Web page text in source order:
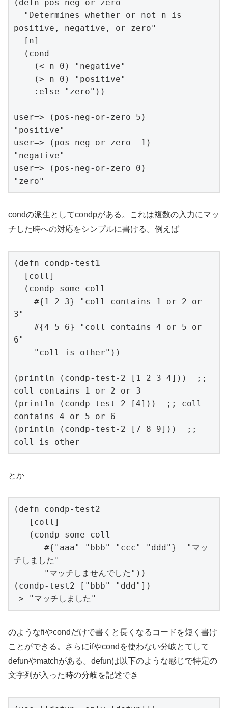
(defn pos-neg-or-zero
positive, negative, or zero"
user=> (pos-neg-or-zero 5)
"positive"
user=> (pos-neg-or-zero -1)
"negative"
user=> (pos-neg-or-zero 0)
"zero"
condの派生としてcondpがある。これは複数の入力にマッ
チした時への対応をシンプルに書ける。例えば
(defn condp-test1
3"
6"
(println (condp-test-2 [1 2 3 4]))  ;;
coll contains 1 or 2 or 3
(println (condp-test-2 [4]))  ;; coll
contains 4 or 5 or 6
(println (condp-test-2 [7 8 9]))  ;;
coll is other
とか
(defn condp-test2
チしました"
(condp-test2 ["bbb" "ddd"])
-> "マッチしました"
のようなfiやcondだけで書くと長くなるコードを短く書け
ことができる。さらにifやcondを使わない分岐とてして
defunやmatchがある。defunは以下のような感じで特定の
文字列が入った時の分岐を記述でき